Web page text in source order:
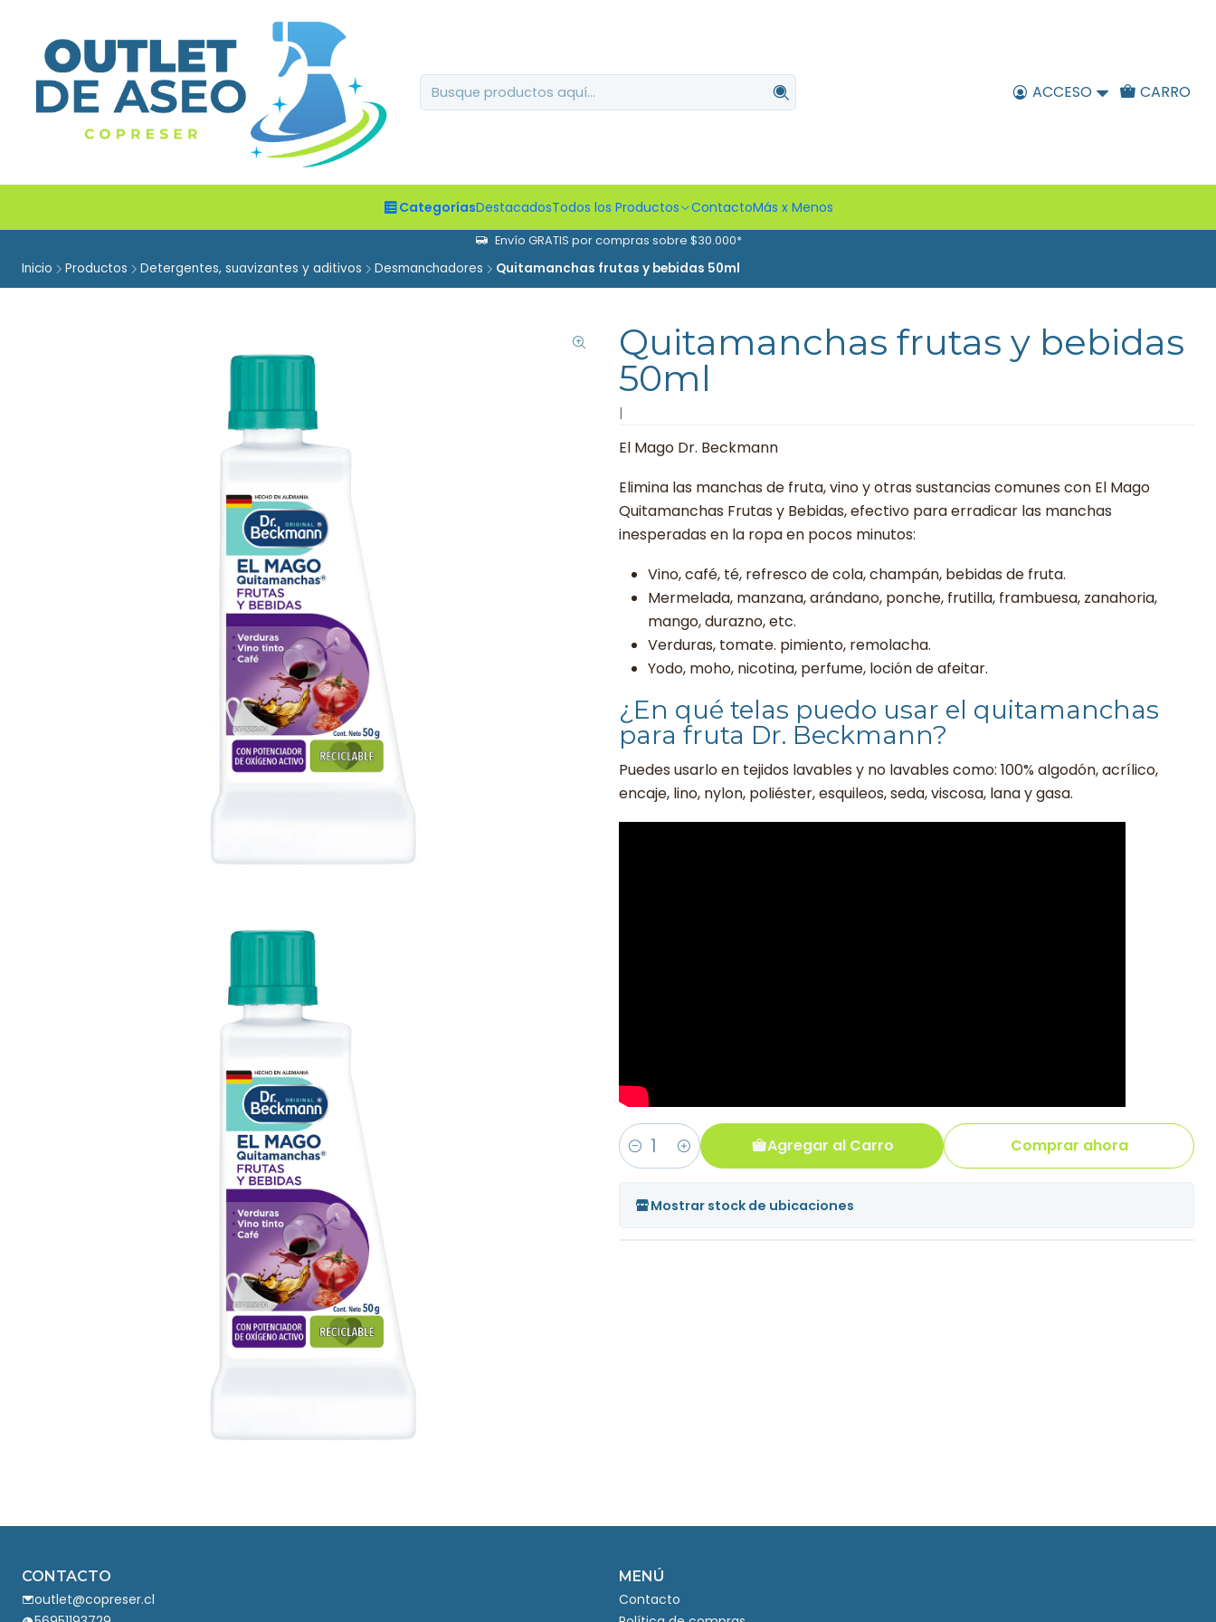
ACCESO CARRO
CategoríasDestacadosTodos los Productos ContactoMás x Menos
Envío GRATIS por compras sobre $30.000*
Inicio Productos Detergentes, suavizantes y aditivos Desmanchadores Quitamanchas frutas y bebidas 50ml
Quitamanchas frutas y bebidas
50ml
El Mago Dr. Beckmann
Elimina las manchas de fruta, vino y otras sustancias comunes con El Mago
Quitamanchas Frutas y Bebidas, efectivo para erradicar las manchas
inesperadas en la ropa en pocos minutos:
Vino, café, té, refresco de cola, champán, bebidas de fruta.
Mermelada, manzana, arándano, ponche, frutilla, frambuesa, zanahoria,
mango, durazno, etc.
Verduras, tomate. pimiento, remolacha.
Yodo, moho, nicotina, perfume, loción de afeitar.
¿En qué telas puedo usar el quitamanchas
para fruta Dr. Beckmann?
Puedes usarlo en tejidos lavables y no lavables como: 100% algodón, acrílico,
encaje, lino, nylon, poliéster, esquileos, seda, viscosa, lana y gasa.
Cantidad
Agregar al Carro Comprar ahora
Mostrar stock de ubicaciones
CONTACTO
outlet@copreser.cl
MENÚ
Contacto